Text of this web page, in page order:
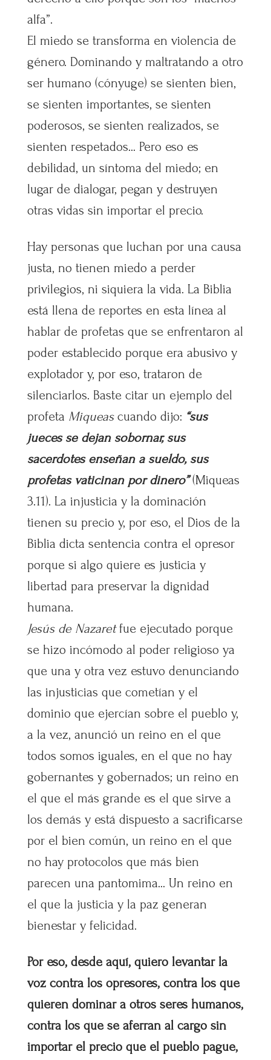
alfa”.
El miedo se transforma en violencia de
género. Dominando y maltratando a otro
ser humano (cónyuge) se sienten bien,
se sienten importantes, se sienten
poderosos, se sienten realizados, se
sienten respetados… Pero eso es
debilidad, un síntoma del miedo; en
lugar de dialogar, pegan y destruyen
otras vidas sin importar el precio.
Hay personas que luchan por una causa
justa, no tienen miedo a perder
privilegios, ni siquiera la vida. La Biblia
está llena de reportes en esta línea al
hablar de profetas que se enfrentaron al
poder establecido porque era abusivo y
explotador y, por eso, trataron de
silenciarlos. Baste citar un ejemplo del
profeta Miqueascuando dijo: “sus
jueces se dejan sobornar, sus
sacerdotes enseñan a sueldo, sus
profetas vaticinan por dinero”(Miqueas
3.11). La injusticia y la dominación
tienen su precio y, por eso, el Dios de la
Biblia dicta sentencia contra el opresor
porque si algo quiere es justicia y
libertad para preservar la dignidad
humana.
Jesús de Nazaretfue ejecutado porque
se hizo incómodo al poder religioso ya
que una y otra vez estuvo denunciando
las injusticias que cometían y el
dominio que ejercían sobre el pueblo y,
a la vez, anunció un reino en el que
todos somos iguales, en el que no hay
gobernantes y gobernados; un reino en
el que el más grande es el que sirve a
los demás y está dispuesto a sacrificarse
por el bien común, un reino en el que
no hay protocolos que más bien
parecen una pantomima… Un reino en
el que la justicia y la paz generan
bienestar y felicidad.
Por eso, desde aquí, quiero levantar la
voz contra los opresores, contra los que
quieren dominar a otros seres humanos,
contra los que se aferran al cargo sin
importar el precio que el pueblo pague,